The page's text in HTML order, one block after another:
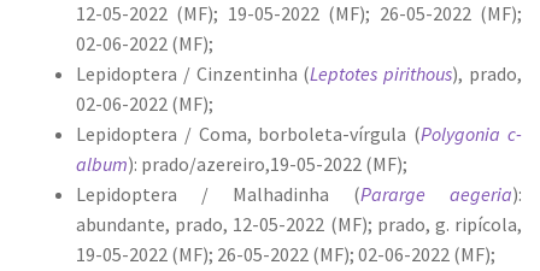
12-05-2022 (MF); 19-05-2022 (MF); 26-05-2022 (MF);
02-06-2022 (MF);
Lepidoptera / Cinzentinha (Leptotes pirithous), prado,
02-06-2022 (MF);
Lepidoptera / Coma, borboleta-vírgula (Polygonia c-
album): prado/azereiro,19-05-2022 (MF);
Lepidoptera / Malhadinha (Pararge aegeria):
abundante, prado, 12-05-2022 (MF); prado, g. ripícola,
19-05-2022 (MF); 26-05-2022 (MF); 02-06-2022 (MF);